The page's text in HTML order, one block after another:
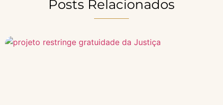
Posts Relacionados